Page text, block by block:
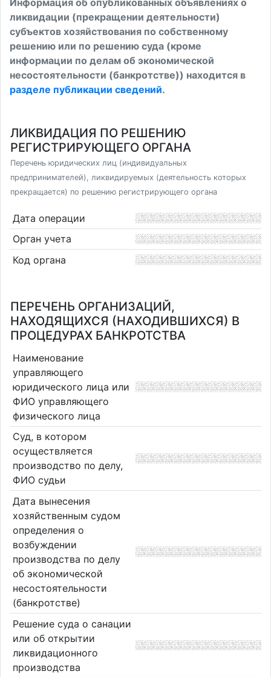
Информация об опубликованных объявлениях о
ликвидации (прекращении деятельности)
субъектов хозяйствования по собственному
решению или по решению суда (кроме
информации по делам об экономической
несостоятельности (банкротстве)) находится в
разделе публикации сведений.
ЛИКВИДАЦИЯ ПО РЕШЕНИЮ
РЕГИСТРИРУЮЩЕГО ОРГАНА
Перечень юридических лиц (индивидуальных
предпринимателей), ликвидируемых (деятельность которых
прекращается) по решению регистрирующего органа
Дата операции
Орган учета
Код органа
ПЕРЕЧЕНЬ ОРГАНИЗАЦИЙ,
НАХОДЯЩИХСЯ (НАХОДИВШИХСЯ) В
ПРОЦЕДУРАХ БАНКРОТСТВА
Наименование
управляющего
юридического лица или
ФИО управляющего
физического лица
Суд, в котором
осуществляется
производство по делу,
ФИО судьи
Дата вынесения
хозяйственным судом
определения о
возбуждении
производства по делу
об экономической
несостоятельности
(банкротстве)
Решение суда о санации
или об открытии
ликвидационного
производства